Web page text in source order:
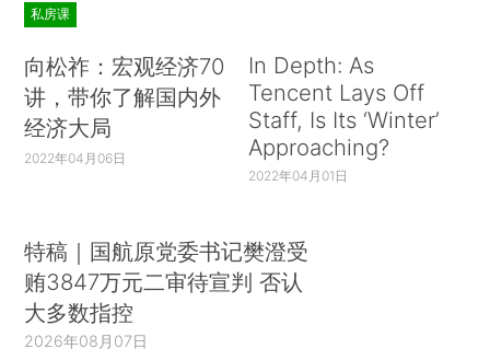
私房课
向松祚：宏观经济70
讲，带你了解国内外
经济大局
2022年04月06日
In Depth: As
Tencent Lays Off
Staff, Is Its ‘Winter’
Approaching?
2022年04月01日
特稿｜国航原党委书记樊澄受
贿3847万元二审待宣判 否认
大多数指控
2026年08月07日